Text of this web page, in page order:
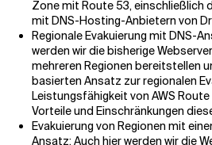
Zone mit Route 53, einschließlich
mit DNS-Hosting-Anbietern von
Regionale Evakuierung mit DNS-
werden wir die bisherige
mehreren Regionen bereitstellen
basierten Ansatz zur regionalen
Leistungsfähigkeit von AWS
Vorteile und Einschränkungen
Evakuierung von Regionen mit
Ansatz: Auch hier werden wir die